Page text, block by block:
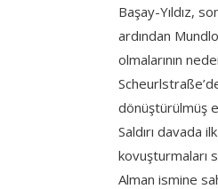
Başay-Yıldız,
ardından
olmalarının
dönüştürülmüş
Saldırı davada
kovuşturmaları
Alman ismine